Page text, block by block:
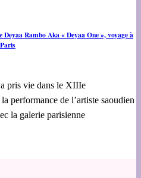
Rambo Aka « Deyaa One », voyage à
Paris
pris vie dans le XIIIe
performance de l’artiste saoudien
la galerie parisienne